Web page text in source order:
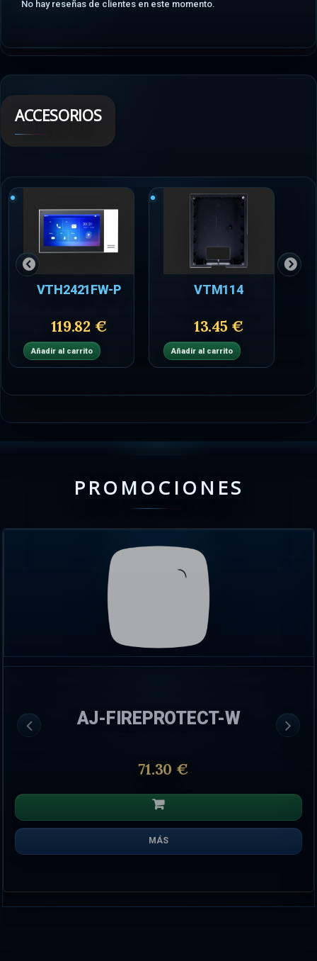
No hay reseñas de clientes en este momento.
ACCESORIOS
VTH2421FW-P
119.82 €
Añadir al carrito
VTM114
13.45 €
Añadir al carrito
PROMOCIONES
AJ-FIREPROTECT-W
71.30 €
MÁS